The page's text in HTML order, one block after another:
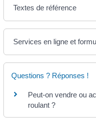
Textes de référence
Services en ligne et
Questions ? Réponses !
Peut-on vendre ou
roulant ?